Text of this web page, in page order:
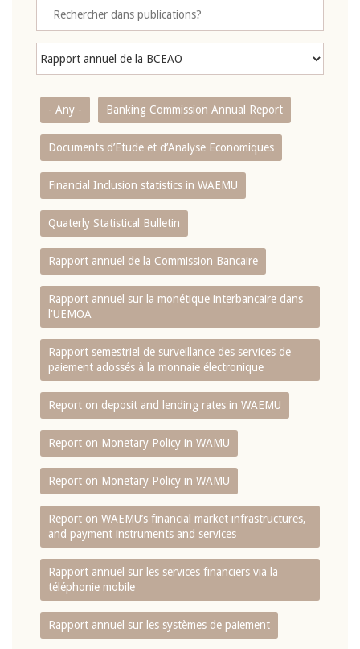
- Any - Banking Commission Annual Report
Documents d’Etude et d’Analyse Economiques
Financial Inclusion statistics in WAEMU
Quaterly Statistical Bulletin
Rapport annuel de la Commission Bancaire
Rapport annuel sur la monétique interbancaire dans
l'UEMOA
Rapport semestriel de surveillance des services de
paiement adossés à la monnaie électronique
Report on deposit and lending rates in WAEMU
Report on Monetary Policy in WAMU
Report on Monetary Policy in WAMU
Report on WAEMU’s financial market infrastructures,
and payment instruments and services
Rapport annuel sur les services financiers via la
téléphonie mobile
Rapport annuel sur les systèmes de paiement